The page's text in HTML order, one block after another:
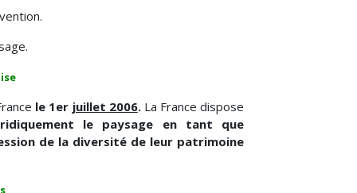
le 1er juillet 2006.La France dispose
le paysage en tant que
de la diversité de leur patrimoine